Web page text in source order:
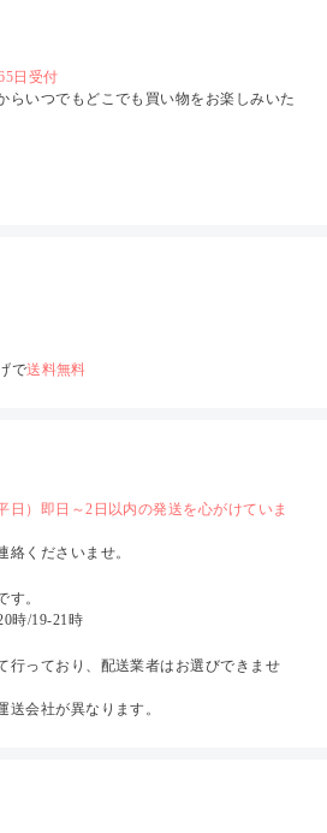
日受付
らいつでもどこでも買い物をお楽しみいた
で送料無料
日）即日～2日以内の発送を心がけていま
絡くださいませ。
す。
時/19-21時
行っており、配送業者はお選びできませ
会社が異なります。